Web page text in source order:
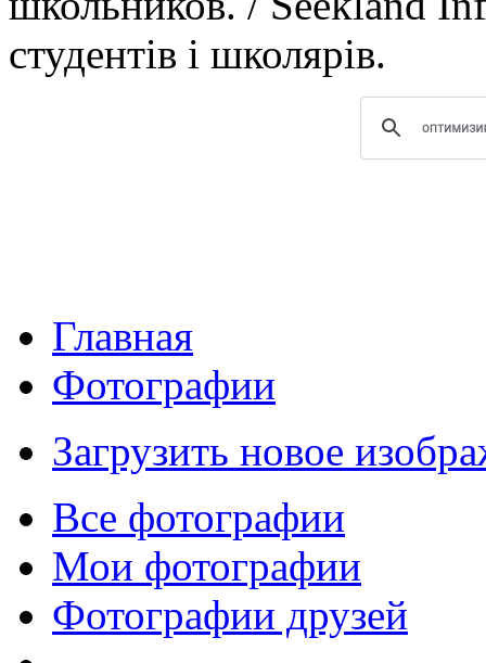
студентів і школярів.
Главная
Фотографии
Загрузить новое
Все фотографии
Мои фотографии
Фотографии друзей